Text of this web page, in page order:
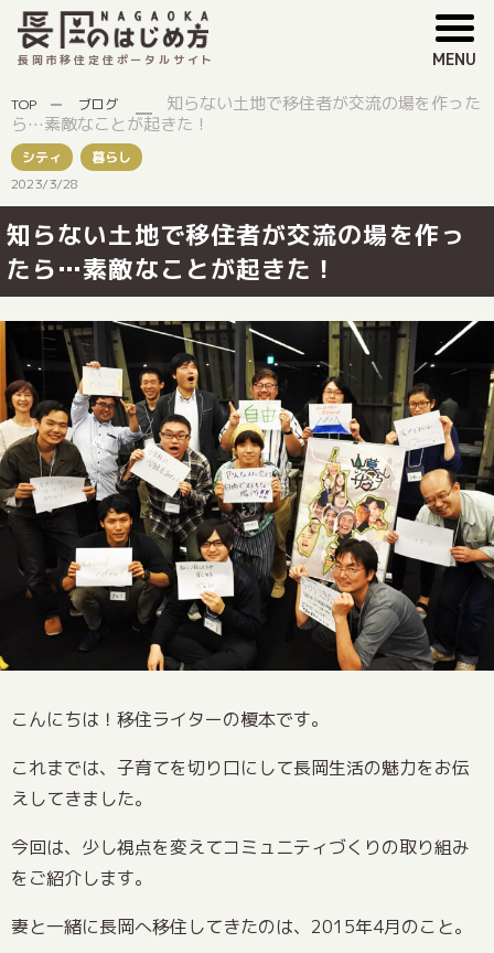
長岡市移住定住ポータルサイト MENU
TOP ブログ
知らない土地で移住者が交流の場を作った
ら…素敵なことが起きた！
シティ
暮らし
2023/3/28
知らない土地で移住者が交流の場を作っ
たら…素敵なことが起きた！
こんにちは！移住ライターの榎本です。
これまでは、子育てを切り口にして長岡生活の魅力をお伝
えしてきました。
今回は、少し視点を変えてコミュニティづくりの取り組み
をご紹介します。
妻と一緒に長岡へ移住してきたのは、2015年4月のこと。